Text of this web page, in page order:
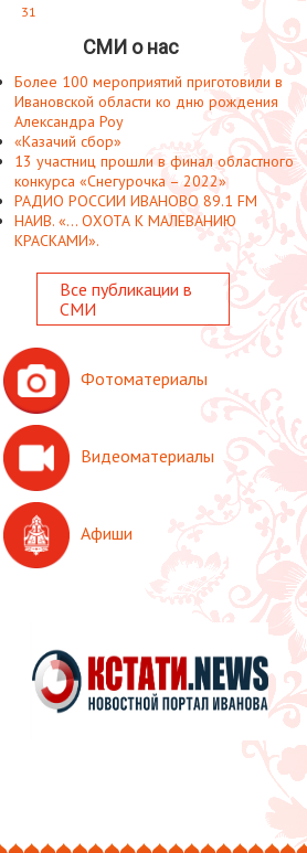
31
СМИ о нас
Более 100 мероприятий приготовили в
Ивановской области ко дню рождения
Александра Роу
«Казачий сбор»
13 участниц прошли в финал областного
конкурса «Снегурочка – 2022»
РАДИО РОССИИ ИВАНОВО 89.1 FM
НАИВ. «... ОХОТА К МАЛЕВАНИЮ
КРАСКАМИ».
Все публикации в
СМИ
Фотоматериалы
Видеоматериалы
Афиши